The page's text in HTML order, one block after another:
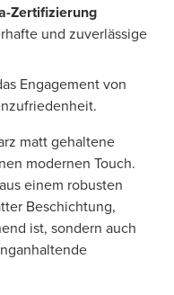
Zertifizierung
und zuverlässige
Engagement von
matt gehaltene
modernen Touch.
einem robusten
Beschichtung,
ist, sondern auch